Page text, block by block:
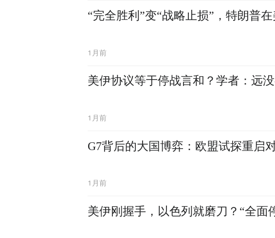
“完全胜利”变“战略止损”，特朗普
1月前
美伊协议等于停战言和？学者：远
1月前
G7背后的大国博弈：欧盟试探重启
1月前
美伊刚握手，以色列就磨刀？“全面